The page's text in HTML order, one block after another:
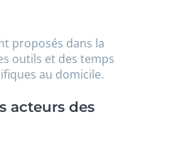
proposés dans la
outils et des temps
au domicile.
acteurs des